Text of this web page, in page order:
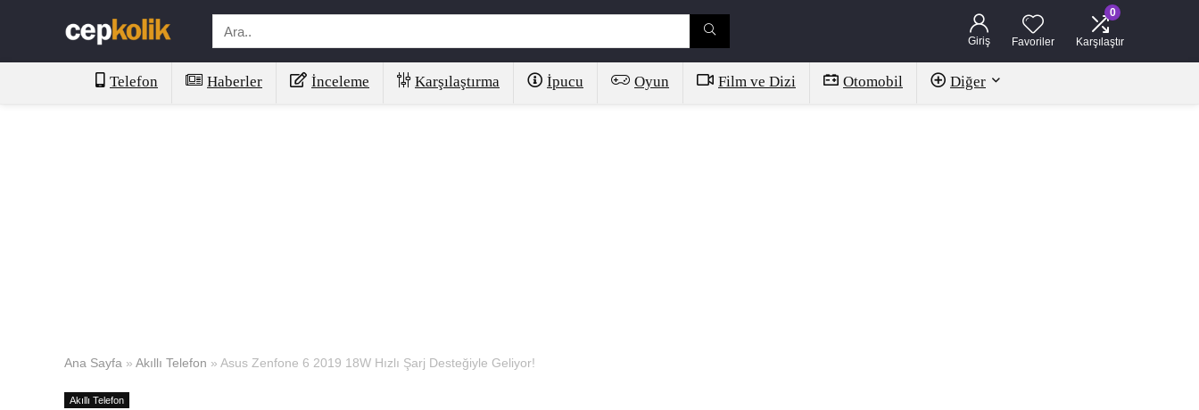
Giriş Favoriler
0
Karşılaştır
Telefon Haberler İnceleme Karşılaştırma İpucu Oyun Film ve Dizi Otomobil Diğer
Ana Sayfa » Akıllı Telefon » Asus Zenfone 6 2019 18W Hızlı Şarj Desteğiyle Geliyor!
Akıllı Telefon